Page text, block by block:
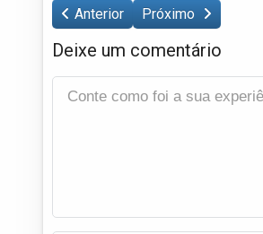
Anterior Próximo
Deixe um comentário